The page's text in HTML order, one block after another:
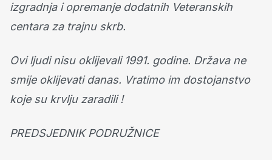
izgradnja i opremanje dodatnih Veteranskih
centara za trajnu skrb.
Ovi ljudi nisu oklijevali 1991. godine. Država ne
smije oklijevati danas. Vratimo im dostojanstvo
koje su krvlju zaradili !
PREDSJEDNIK PODRUŽNICE